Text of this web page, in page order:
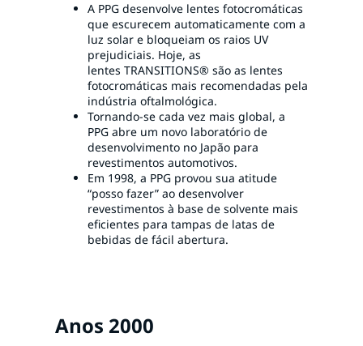
A PPG desenvolve lentes fotocromáticas
que escurecem automaticamente com a
luz solar e bloqueiam os raios UV
prejudiciais. Hoje, as
lentes TRANSITIONS® são as lentes
fotocromáticas mais recomendadas pela
indústria oftalmológica.
Tornando-se cada vez mais global, a
PPG abre um novo laboratório de
desenvolvimento no Japão para
revestimentos automotivos.
Em 1998, a PPG provou sua atitude
“posso fazer” ao desenvolver
revestimentos à base de solvente mais
eficientes para tampas de latas de
bebidas de fácil abertura.
Anos 2000